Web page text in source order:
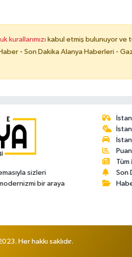
kurallarımızı kabul etmiş bulunuyor ve
- Son Dakika Alanya Haberleri -
sizleri
bir araya
Son
Her hakkı saklıdır.